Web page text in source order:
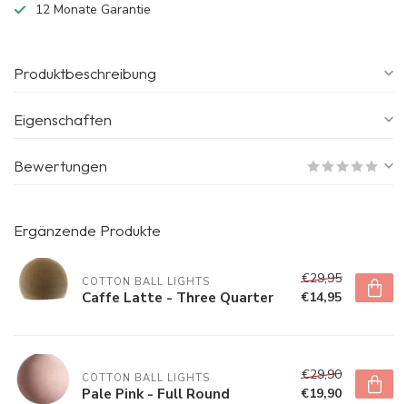
12 Monate Garantie
Produktbeschreibung
Eigenschaften
Bewertungen
Ergänzende Produkte
COTTON BALL LIGHTS
Caffe Latte - Three Quarter
€29,95
€14,95
COTTON BALL LIGHTS
Pale Pink - Full Round
€29,90
€19,90